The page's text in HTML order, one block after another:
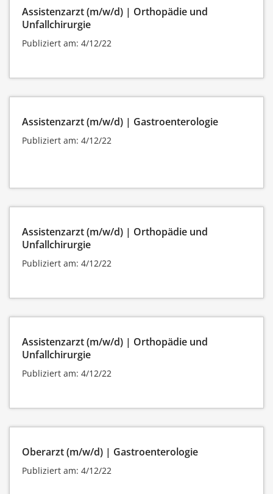
Assistenzarzt (m/w/d) | Orthopädie und
Unfallchirurgie
Publiziert am: 4/12/22
Assistenzarzt (m/w/d) | Gastroenterologie
Publiziert am: 4/12/22
Assistenzarzt (m/w/d) | Orthopädie und
Unfallchirurgie
Publiziert am: 4/12/22
Assistenzarzt (m/w/d) | Orthopädie und
Unfallchirurgie
Publiziert am: 4/12/22
Oberarzt (m/w/d) | Gastroenterologie
Publiziert am: 4/12/22